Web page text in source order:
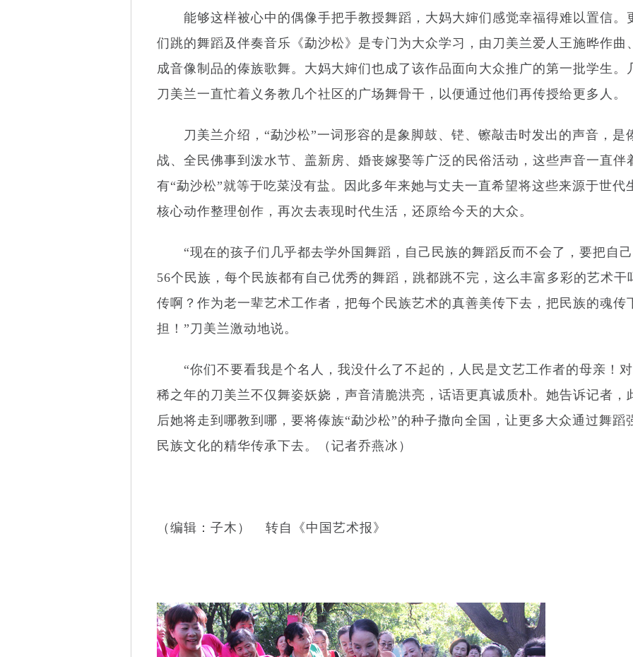
能够这样被心中的偶像手把手教授舞蹈，大妈大婶们感觉幸福得难以置信。
们跳的舞蹈及伴奏音乐《勐沙松》是专门为大众学习，由刀美兰爱人王施晔作曲
成音像制品的傣族歌舞。大妈大婶们也成了该作品面向大众推广的第一批学生。
刀美兰一直忙着义务教几个社区的广场舞骨干，以便通过他们再传授给更多人。
刀美兰介绍，“勐沙松”一词形容的是象脚鼓、铓、镲敲击时发出的声音，是
战、全民佛事到泼水节、盖新房、婚丧嫁娶等广泛的民俗活动，这些声音一直伴
有“勐沙松”就等于吃菜没有盐。因此多年来她与丈夫一直希望将这些来源于世代
核心动作整理创作，再次去表现时代生活，还原给今天的大众。
“现在的孩子们几乎都去学外国舞蹈，自己民族的舞蹈反而不会了，要把自己
56个民族，每个民族都有自己优秀的舞蹈，跳都跳不完，这么丰富多彩的艺术干
传啊？作为老一辈艺术工作者，把每个民族艺术的真善美传下去，把民族的魂传
担！”刀美兰激动地说。
“你们不要看我是个名人，我没什么了不起的，人民是文艺工作者的母亲！对
稀之年的刀美兰不仅舞姿妖娆，声音清脆洪亮，话语更真诚质朴。她告诉记者，
后她将走到哪教到哪，要将傣族“勐沙松”的种子撒向全国，让更多大众通过舞蹈
民族文化的精华传承下去。（记者乔燕冰）
（编辑：子木） 转自《中国艺术报》